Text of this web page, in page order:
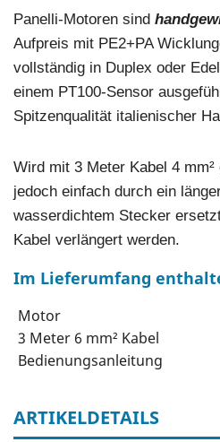
Panelli-Motoren sind
Aufpreis mit PE2+PA
vollständig in Duplex oder
einem PT100-Sensor
Spitzenqualität italienischer
Wird mit 3 Meter Kabel 4
jedoch einfach durch ein
wasserdichtem Stecker
Kabel verlängert werden.
Im Lieferumfang
Motor
3 Meter 6 mm² Kabel
Bedienungsanleitung
ARTIKELDETAILS